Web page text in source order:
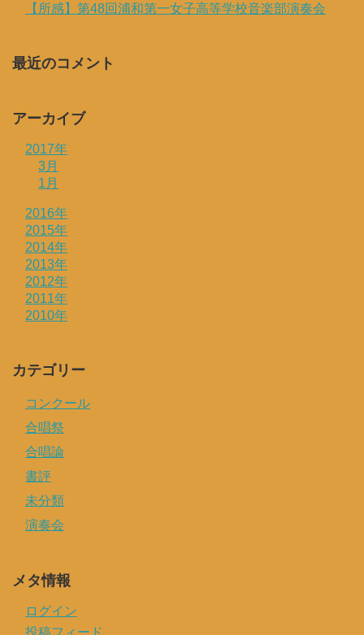
【所感】第48回浦和第一女子高等学校音楽部演奏会
最近のコメント
アーカイブ
2017年
3月
1月
2016年
2015年
2014年
2013年
2012年
2011年
2010年
カテゴリー
コンクール
合唱祭
合唱論
書評
未分類
演奏会
メタ情報
ログイン
投稿フィード